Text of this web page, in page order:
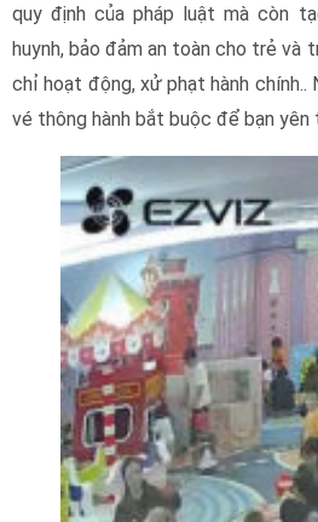
quy định của pháp luật mà còn
huynh, bảo đảm an toàn cho trẻ và
chỉ hoạt động, xử phạt hành chính..
vé thông hành bắt buộc để bạn yên